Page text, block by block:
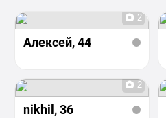
2
Алексей, 44
2
nikhil , 36